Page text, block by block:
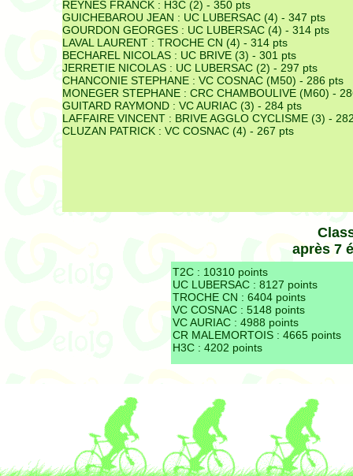
REYNES FRANCK : H3C (2) - 350 pts
GUICHEBAROU JEAN : UC LUBERSAC (4) - 347 pts
GOURDON GEORGES : UC LUBERSAC (4) - 314 pts
LAVAL LAURENT : TROCHE CN (4) - 314 pts
BECHAREL NICOLAS : UC BRIVE (3) - 301 pts
JERRETIE NICOLAS : UC LUBERSAC (2) - 297 pts
CHANCONIE STEPHANE : VC COSNAC (M50) - 286 pts
MONEGER STEPHANE : CRC CHAMBOULIVE (M60) -
GUITARD RAYMOND : VC AURIAC (3) - 284 pts
LAFFAIRE VINCENT : BRIVE AGGLO CYCLISME (3) -
CLUZAN PATRICK : VC COSNAC (4) - 267 pts
après 7
T2C : 10310 points
UC LUBERSAC : 8127 points
TROCHE CN : 6404 points
VC COSNAC : 5148 points
VC AURIAC : 4988 points
CR MALEMORTOIS : 4665 points
H3C : 4202 points